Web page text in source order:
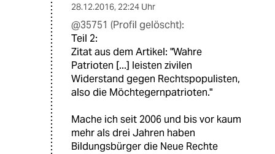
28.12.2016, 22:24 Uhr
@35751 (Profil gelöscht):
Teil 2:
Zitat aus dem Artikel: "Wahre
Patrioten [...] leisten zivilen
Widerstand gegen Rechtspopulisten,
also die Möchtegernpatrioten."
Mache ich seit 2006 und bis vor kaum
mehr als drei Jahren haben
Bildungsbürger die Neue Rechte